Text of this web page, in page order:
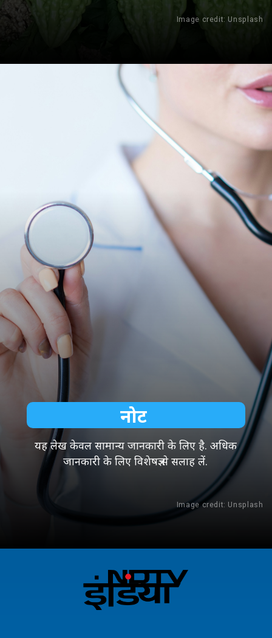
Image credit: Unsplash
नोट
यह लेख केवल सामान्य जानकारी के लिए है. अधिक
जानकारी के लिए विशेषज्ञ से सलाह लें.
Image credit: Unsplash